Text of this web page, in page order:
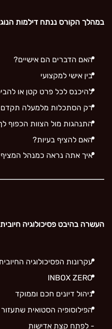
במהלך הקורס ננתח דילמות
האם הדברים הם אישיים?
בין אישי למקצועי
להיכנס לכל פרט קטן או
רק הסתכלות מלמעלה תקדם
התנהגות מול הצוות הכפוף
האם להציף בעיות?
איך אתה נראה כמנהל המציף
העשרה בהיבט פסיכולוגיה
עקרונות הפסיכולוגיה
INBOX ZERO
ניהול דיונים חכם וממוקד
הפילוסופיה הסטואית
- לפתח קצת אדישות